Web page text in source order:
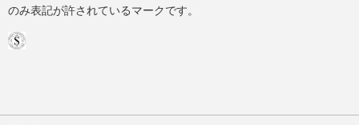
のみ表記が許されているマークです。